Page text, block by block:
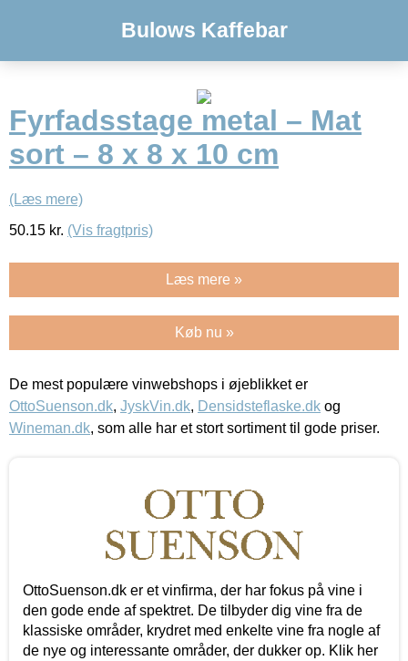
Bulows Kaffebar
Fyrfadsstage metal – Mat
sort – 8 x 8 x 10 cm
(Læs mere)
50.15 kr. (Vis fragtpris)
Læs mere »
Køb nu »
De mest populære vinwebshops i øjeblikket er
OttoSuenson.dk, JyskVin.dk, Densidsteflaske.dk og
Wineman.dk, som alle har et stort sortiment til gode priser.
OttoSuenson.dk er et vinfirma, der har fokus på vine i
den gode ende af spektret. De tilbyder dig vine fra de
klassiske områder, krydret med enkelte vine fra nogle af
de nye og interessante områder, der dukker op. Klik her